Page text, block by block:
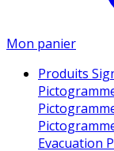
Mon panier
Produits
Evacuation